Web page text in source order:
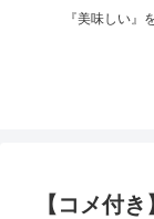
『美味しい』
【コメ付